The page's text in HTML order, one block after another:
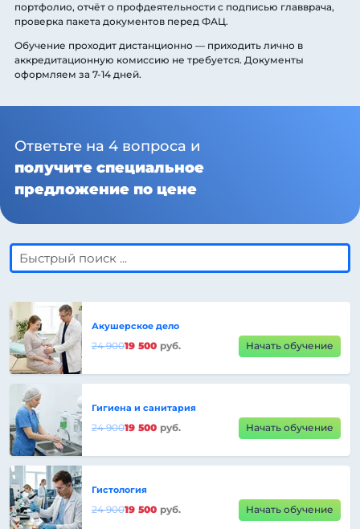
портфолио, отчёт о профдеятельности с подписью главврача,
проверка пакета документов перед ФАЦ.
Обучение проходит дистанционно — приходить лично в
аккредитационную комиссию не требуется. Документы
оформляем за 7-14 дней.
Ответьте на 4 вопроса и
получите специальное
предложение по цене
Акушерское дело
24 90019 500 руб. Начать обучение
Гигиена и санитария
24 90019 500 руб. Начать обучение
Гистология
24 90019 500 руб. Начать обучение